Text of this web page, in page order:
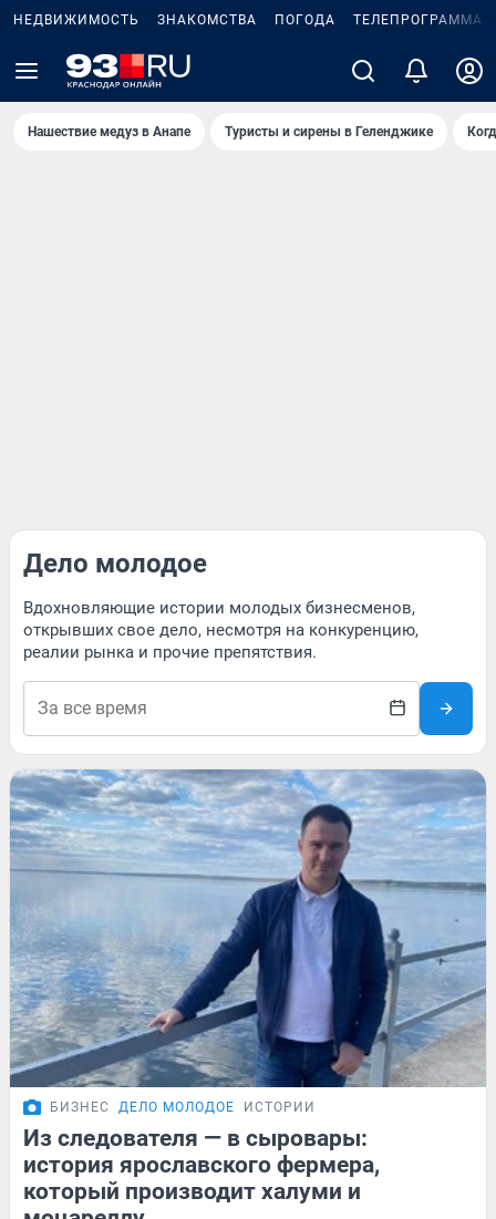
НЕДВИЖИМОСТЬ ЗНАКОМСТВА ПОГОДА ТЕЛЕПРОГРАММА
Нашествие медуз в Анапе Туристы и сирены в Геленджике
Дело молодое
Вдохновляющие истории молодых бизнесменов,
открывших свое дело, несмотря на конкуренцию,
реалии рынка и прочие препятствия.
БИЗНЕС ДЕЛО МОЛОДОЕ ИСТОРИИ
Из следователя — в сыровары:
история ярославского фермера,
который производит халуми и